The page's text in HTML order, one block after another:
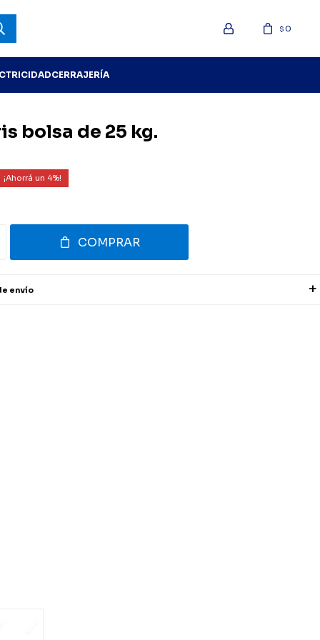
CERRAJERÍA
$0
bolsa de 25 kg.
4
COMPRAR
envío